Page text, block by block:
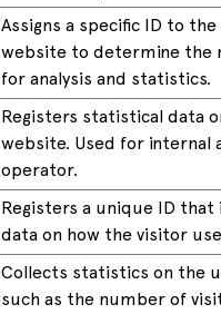
Assigns a specific ID to
website to determine the
for analysis and statistics.
Registers statistical data
website. Used for internal
operator.
Registers a unique ID
data on how the visitor
Collects statistics on the
such as the number of